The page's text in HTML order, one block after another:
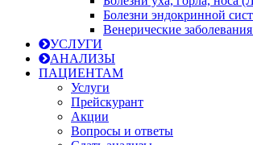
Болезни эндокринной
Венерические
УСЛУГИ
АНАЛИЗЫ
ПАЦИЕНТАМ
Услуги
Прейскурант
Акции
Вопросы и ответы